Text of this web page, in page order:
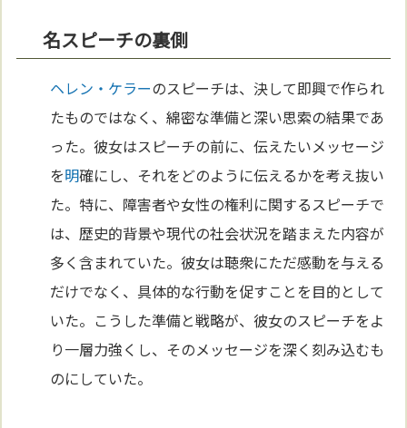
名スピーチの裏側
ヘレン・ケラーのスピーチは、決して即興で作られ
たものではなく、綿密な準備と深い思索の結果であ
った。彼女はスピーチの前に、伝えたいメッセージ
を明確にし、それをどのように伝えるかを考え抜い
た。特に、障害者や女性の権利に関するスピーチで
は、歴史的背景や現代の社会状況を踏まえた内容が
多く含まれていた。彼女は聴衆にただ感動を与える
だけでなく、具体的な行動を促すことを目的として
いた。こうした準備と戦略が、彼女のスピーチをよ
り一層力強くし、そのメッセージを深く刻み込むも
のにしていた。